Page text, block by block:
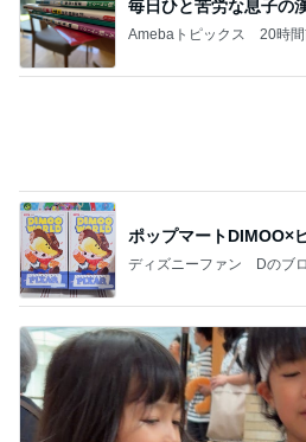
毎日ひと苦労な息子の
Amebaトピックス 20時
ポップマートDIMOO×
ディズニーファン Dのブ